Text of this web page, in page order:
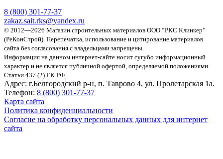
8 (800) 301-77-37
zakaz.sait.rks@yandex.ru
© 2012—2026 Магазин строительных материалов ООО “РКС Клинкер”
(РеКонСтрой). Перепечатка, использование и цитирование материалов
сайта без согласования с владельцами запрещены.
Информация на данном интернет-сайте носит сугубо информационный
характер и не является публичной офертой, определяемой положениями
Статьи 437 (2) ГК РФ.
Адрес: г.Белгородский р-н, п. Таврово 4, ул. Пролетарская 1а.
Телефон: 8 (800) 301-77-37
Карта сайта
Политика конфиденциальности
Согласие на обработку персональных данных для интернет
сайта